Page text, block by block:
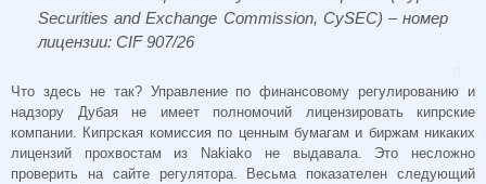
Securities and Exchange Commission, CySEC) – номер
лицензии: CIF 907/26
Что здесь не так? Управление по финансовому регулированию и
надзору Дубая не имеет полномочий лицензировать кипрские
компании. Кипрская комиссия по ценным бумагам и биржам никаких
лицензий прохвостам из Nakiako не выдавала. Это несложно
проверить на сайте регулятора. Весьма показателен следующий